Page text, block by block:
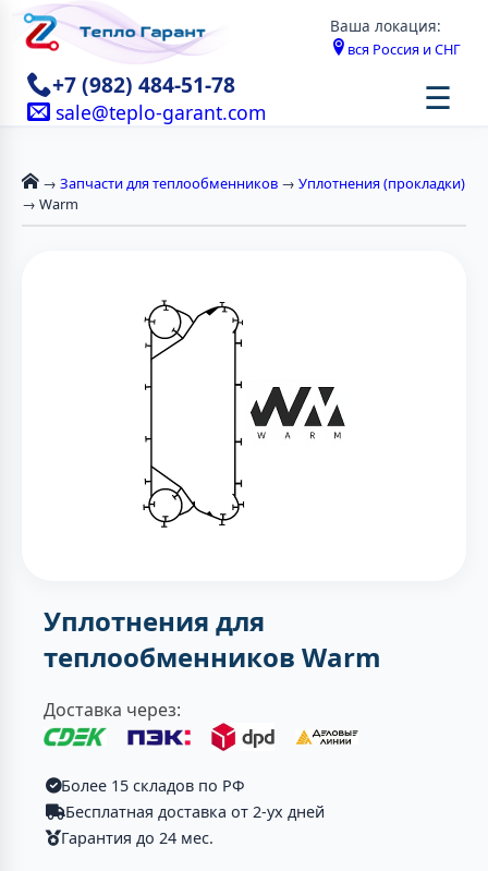
Ваша локация:
вся Россия и СНГ
+7 (982) 484-51-78
sale@teplo-garant.com ☰
→ Запчасти для теплообменников → Уплотнения (прокладки)
→ Warm
Уплотнения для
теплообменников Warm
Доставка через:
Более 15 складов по РФ
Бесплатная доставка от 2-ух дней
Гарантия до 24 мес.